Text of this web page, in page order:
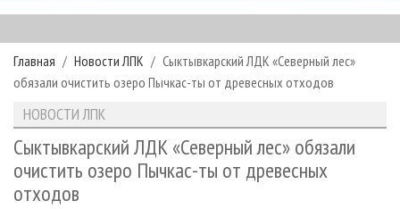
ГЛАВНАЯ
РУБРИКИ И ТЕМЫ
РУБРИКИ ЖУРНАЛА
ЛЕСОЗАГОТОВКА
ЛЕСОПИЛЕНИЕ
ДЕРЕВООБРАБОТКА
НОВОСТИ
НОВОСТИ ЛПК
НОВОСТИ ЖУРНАЛА
НОВОСТИ КОМПАНИЙ
ПРОЕКТЫ ЛПИ
АНАЛИТИКА
ПРЕДПРИЯТИЯ ЛПК
ЛЕСНЫЕ РЕГИОНЫ РОССИИ
АРХИВ ЖУРНАЛОВ
СТАТЬИ
О ЖУРНАЛЕ
ПОДПИСКА
РЕКЛАМОДАТЕЛЯМ
Главная Новости ЛПК
Сыктывкарский ЛДК «Северный лес»
обязали очистить озеро Пычкас-ты от древесных отходов
НОВОСТИ ЛПК
Сыктывкарский ЛДК «Северный лес» обязали
очистить озеро Пычкас-ты от древесных
отходов